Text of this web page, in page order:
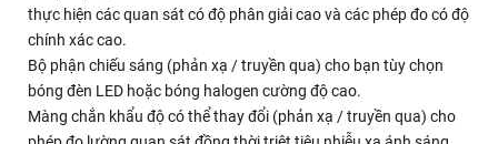
thực hiện các quan sát có độ phân giải cao và các phép đo có độ
chính xác cao.
Bộ phận chiếu sáng (phản xạ / truyền qua) cho bạn tùy chọn
bóng đèn LED hoặc bóng halogen cường độ cao.
Màng chắn khẩu độ có thể thay đổi (phản xạ / truyền qua) cho